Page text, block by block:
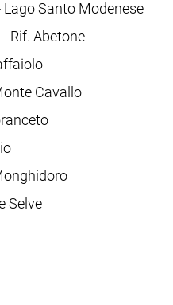
Lago Santo Modenese
Rif. Abetone
Cavallo
Selve